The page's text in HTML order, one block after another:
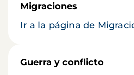
Migraciones
Ir a la página de
Guerra y conflicto